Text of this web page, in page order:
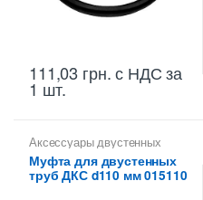
111,03 грн.с НДС за
1 шт.
Аксессуары двустенных
труб, Муфты
соединительные ДКС
Муфта для двустенных
труб ДКС d110 мм 015110